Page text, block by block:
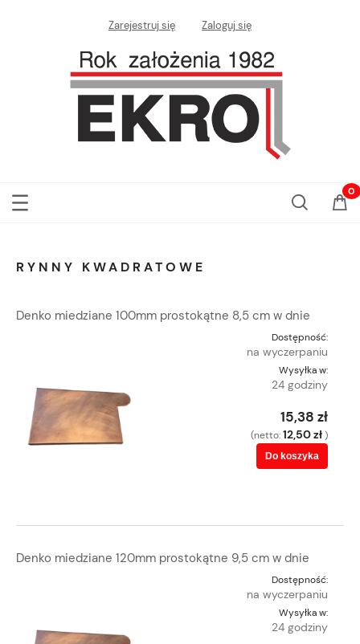
Zarejestruj się Zaloguj się
RYNNY KWADRATOWE
Denko miedziane 100mm prostokątne 8,5 cm w dnie
Dostępność:
na wyczerpaniu
Wysyłka w:
24 godziny
15,38 zł
(netto:12,50 zł )
Do koszyka
Denko miedziane 120mm prostokątne 9,5 cm w dnie
Dostępność:
na wyczerpaniu
Wysyłka w:
24 godziny